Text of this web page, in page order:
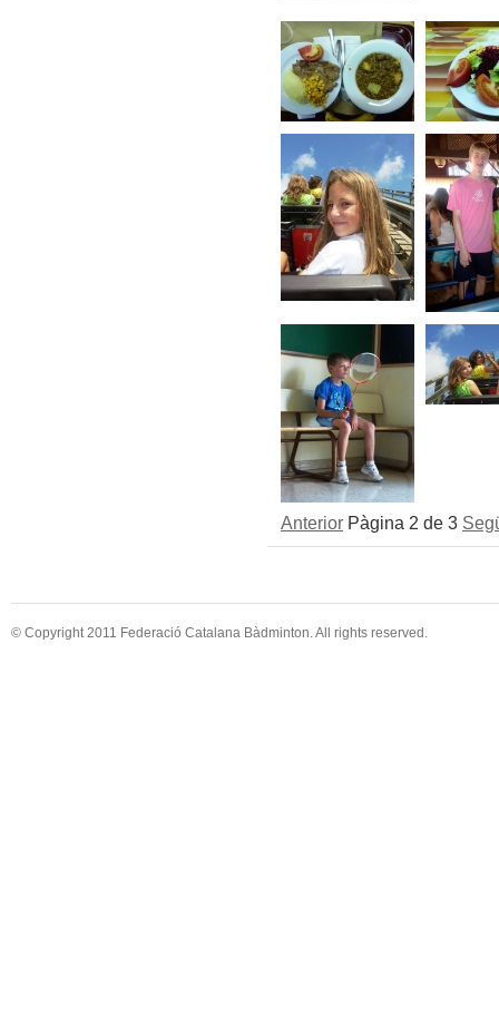
Anterior Pàgina 2 de 3
© Copyright 2011 Federació Catalana Bàdminton. All rights reserved.